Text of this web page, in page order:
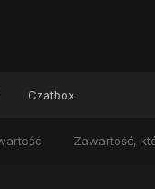
Zawartość,
Czatbox